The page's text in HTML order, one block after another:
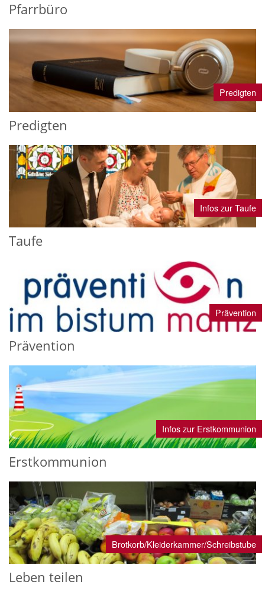
Pfarrbüro
Predigten
Predigten
Infos zur Taufe
Taufe
Prävention
Prävention
Infos zur Erstkommunion
Erstkommunion
Brotkorb/Kleiderkammer/Schreibstube
Leben teilen